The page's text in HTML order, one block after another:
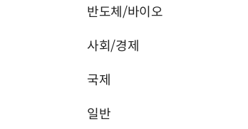
반도체/바이오
사회/경제
국제
일반